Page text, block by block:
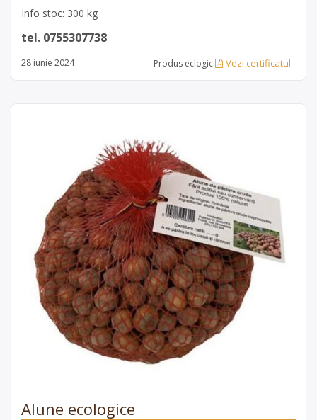
Info stoc: 300 kg
tel. 0755307738
28 iunie 2024 Produs eclogic Vezi certificatul
Alune ecologice